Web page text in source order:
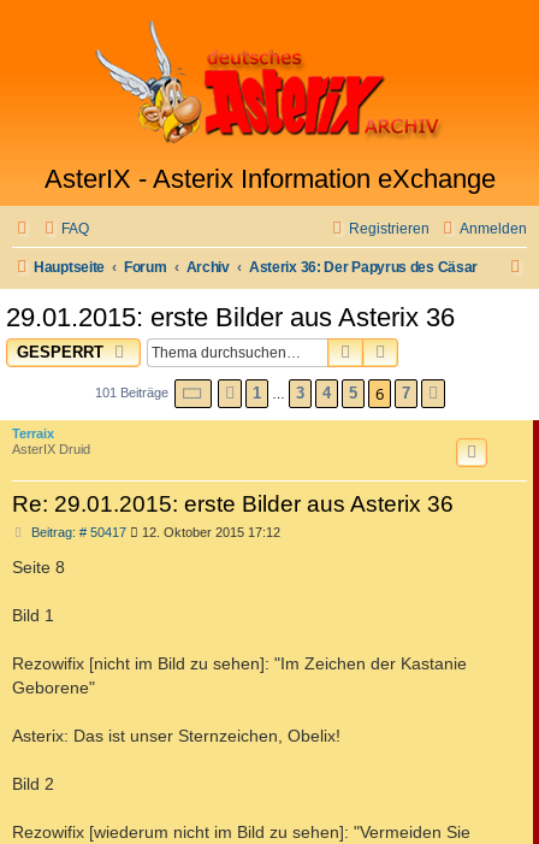
AsterIX - Asterix Information eXchange
FAQ Anmelden
Registrieren
Hauptseite Forum Archiv Asterix 36: Der Papyrus des Cäsar
29.01.2015: erste Bilder aus Asterix 36
GESPERRT SUCHEERWEITERTE
101 Beiträge SEITE6 VON
VORHERIGE
1 3 4 5 6 7
Terraix
AsterIX Druid
Re: 29.01.2015: erste Bilder aus Asterix 36
Beitrag: # 50417B
12. Oktober 2015 17:12
Seite 8
Bild 1
Rezowifix [nicht im Bild zu sehen]: "Im Zeichen der Kastanie
Geborene"
Asterix: Das ist unser Sternzeichen, Obelix!
Bild 2
Rezowifix [wiederum nicht im Bild zu sehen]: "Vermeiden Sie